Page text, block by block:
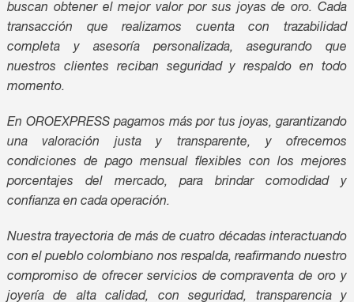
buscan obtener el mejor valor por sus joyas de oro. Cada
transacción que realizamos cuenta con trazabilidad
completa y asesoría personalizada, asegurando que
nuestros clientes reciban seguridad y respaldo en todo
momento.
En OROEXPRESS pagamos más por tus joyas, garantizando
una valoración justa y transparente, y ofrecemos
condiciones de pago mensual flexibles con los mejores
porcentajes del mercado, para brindar comodidad y
confianza en cada operación.
Nuestra trayectoria de más de cuatro décadas interactuando
con el pueblo colombiano nos respalda, reafirmando nuestro
compromiso de ofrecer servicios de compraventa de oro y
joyería de alta calidad, con seguridad, transparencia y